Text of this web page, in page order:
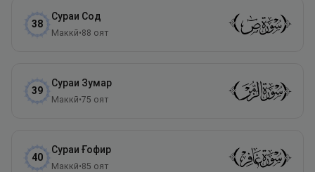
38
Сураи Сод
Маккӣ•88 оят
39
Сураи Зумар
Маккӣ•75 оят
40
Сураи Ғофир
Маккӣ•85 оят